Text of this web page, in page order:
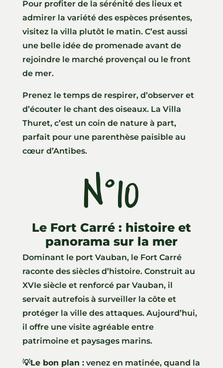
Pour profiter de la sérénité des lieux et
admirer la variété des espèces présentes,
visitez la villa plutôt le matin. C’est aussi
une belle idée de promenade avant de
rejoindre le marché provençal ou le front
de mer.
Prenez le temps de respirer, d’observer et
d’écouter le chant des oiseaux. La Villa
Thuret, c’est un coin de nature à part,
parfait pour une parenthèse paisible au
cœur d’Antibes.
N°10
Le Fort Carré : histoire et
panorama sur la mer
Dominant le port Vauban, le Fort Carré
raconte des siècles d’histoire. Construit au
XVIe siècle et renforcé par Vauban, il
servait autrefois à surveiller la côte et
protéger la ville des attaques. Aujourd’hui,
il offre une visite agréable entre
patrimoine et paysages marins.
💡Le bon plan :venez en matinée, quand la